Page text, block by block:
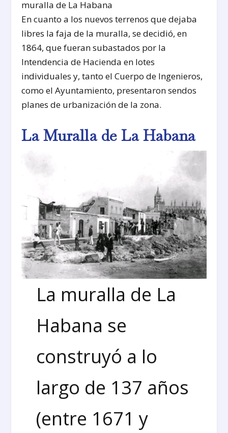
muralla de La Habana
En cuanto a los nuevos terrenos que dejaba
libres la faja de la muralla, se decidió, en
1864, que fueran subastados por la
Intendencia de Hacienda en lotes
individuales y, tanto el Cuerpo de Ingenieros,
como el Ayuntamiento, presentaron sendos
planes de urbanización de la zona.
La Muralla de La Habana
La muralla de La
Habana se
construyó a lo
largo de 137 años
(entre 1671 y